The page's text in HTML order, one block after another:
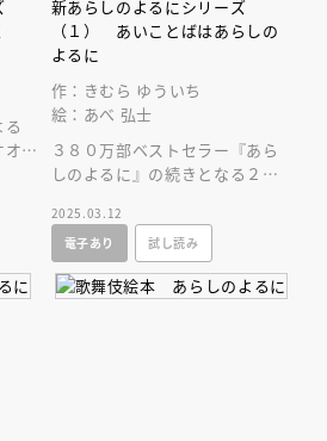
カ
ー
新あらしのよるにシリーズ
（１） あいことばはあらしの
よるに
作：きむら ゆういち
絵：あべ 弘士
３８０万部ベストセラー『あら
しのよるに』の続きとなる２０
切な人を信じる素晴らしさを感
じる絵本！
2025.03.12
電子あり
試し読み